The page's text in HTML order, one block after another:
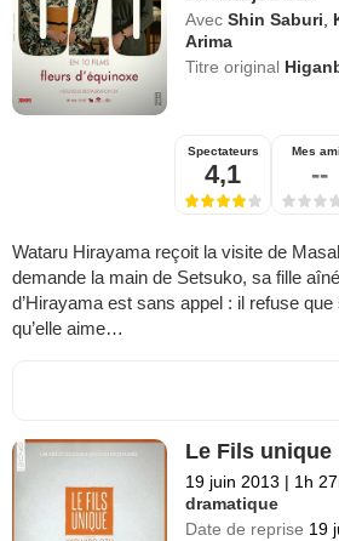
Avec Shin Saburi,
Arima
Titre original
Spectateurs
4,1
Mes
--
Wataru Hirayama reçoit la visite de
demande la main de Setsuko, sa fille
d’Hirayama est sans appel : il refuse que
qu’elle aime…
Le Fils unique
19 juin 2013 | 1h
dramatique
Date de reprise 19